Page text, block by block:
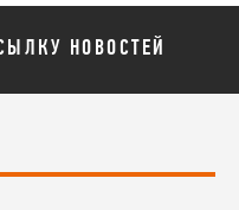
НОВОСТЕЙ